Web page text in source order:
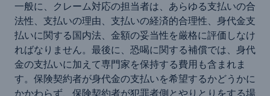
一般に、クレーム対応の担当者は、あらゆる支払いの合
法性、支払いの理由、支払いの経済的合理性、身代金支
払いに関する国内法、金額の妥当性を厳格に評価しなけ
ればなりません。最後に、恐喝に関する補償では、身代
金の支払いに加えて専門家を保持する費用も含まれま
す。保険契約者が身代金の支払いを希望するかどうかに
かかわらず、保険契約者が犯罪者側とやりとりをする場